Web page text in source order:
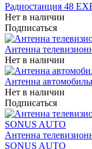
Радиостанция 48
Нет в наличии
Подписаться
Антенна
Нет в наличии
Антенна
Нет в наличии
Подписаться
Антенна
SONUS AUTO